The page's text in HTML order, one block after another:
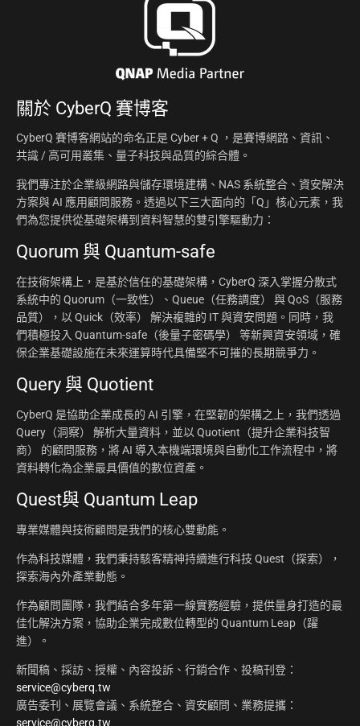
關於 CyberQ 賽博客
CyberQ 賽博客網站的命名正是 Cyber + Q ，是賽博網路、資訊、
共識 / 高可用叢集、量子科技與品質的綜合體。
我們專注於企業級網路與儲存環境建構、NAS 系統整合、資安解決
方案與 AI 應用顧問服務。透過以下三大面向的「Q」核心元素，我
們為您提供從基礎架構到資料智慧的雙引擎驅動力：
Quorum 與 Quantum-safe
在技術架構上，是基於信任的基礎架構，CyberQ 深入掌握分散式
系統中的 Quorum（一致性）、Queue（任務調度） 與 QoS（服務
品質），以 Quick（效率） 解決複雜的 IT 與資安問題。同時，我
們積極投入 Quantum-safe（後量子密碼學） 等新興資安領域，確
保企業基礎設施在未來運算時代具備堅不可摧的長期競爭力。
Query 與 Quotient
CyberQ 是協助企業成長的 AI 引擎，在堅韌的架構之上，我們透過
Query（洞察） 解析大量資料，並以 Quotient（提升企業科技智
商） 的顧問服務，將 AI 導入本機端環境與自動化工作流程中，將
資料轉化為企業最具價值的數位資產。
Quest與 Quantum Leap
專業媒體與技術顧問是我們的核心雙動能。
作為科技媒體，我們秉持駭客精神持續進行科技 Quest（探索），
探索海內外產業動態。
作為顧問團隊，我們結合多年第一線實務經驗，提供量身打造的最
佳化解決方案，協助企業完成數位轉型的 Quantum Leap（躍
進）。
新聞稿、採訪、授權、內容投訴、行銷合作、投稿刊登：
service@cyberq.tw
廣告委刊、展覽會議、系統整合、資安顧問、業務提攜：
service@cyberq.tw